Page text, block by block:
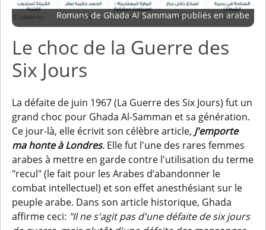
Romans de Ghada Al Sammam publiés en arabe
Le choc de la Guerre des
Six Jours
La défaite de juin 1967 (La Guerre des Six Jours) fut un
grand choc pour Ghada Al-Samman et sa génération.
Ce jour-là, elle écrivit son célèbre article, J'emporte
ma honte à Londres. Elle fut l'une des rares femmes
arabes à mettre en garde contre l'utilisation du terme
"recul" (le fait pour les Arabes d’abandonner le
combat intellectuel) et son effet anesthésiant sur le
peuple arabe. Dans son article historique, Ghada
affirme ceci: "Il ne s'agit pas d'une défaite de six jours